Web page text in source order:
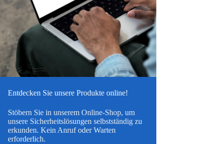
Entdecken Sie unsere Produkte online!
Stöbern Sie in unserem Online-Shop, um
unsere Sicherheitslösungen selbstständig zu
erkunden. Kein Anruf oder Warten
erforderlich.